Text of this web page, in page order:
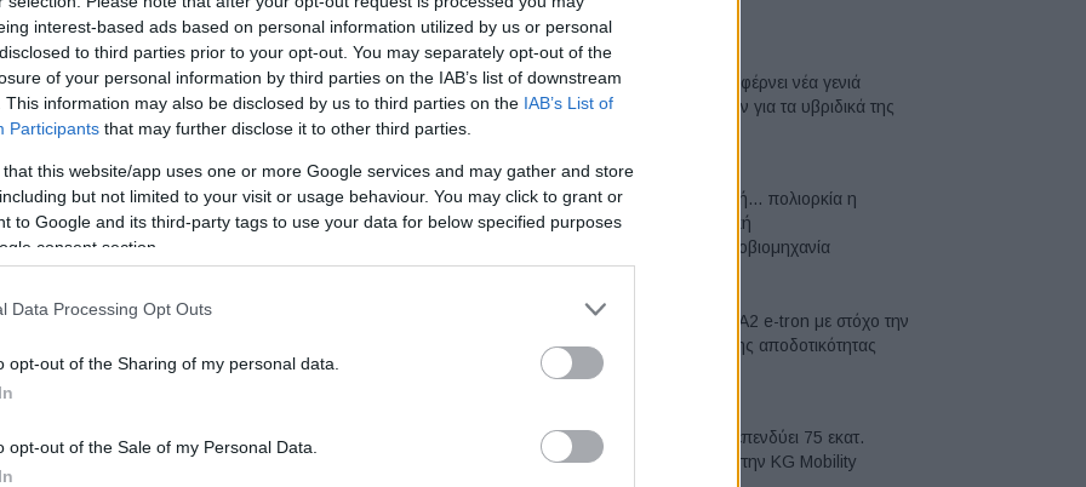
interest-based ads based on personal information utilized by us or personal
to third parties prior to your opt-out. You may separately opt-out of the
of your personal information by third parties on the IAB’s list of downstream
This information may also be disclosed by us to third parties on the IAB’s List of
Participants that may further disclose it to other third parties.
that this website/app uses one or more Google services and may gather and store
but not limited to your visit or usage behaviour. You may click to grant or
to Google and its third-party tags to use your data for below specified purposes
consent section.
Data Processing Opt Outs
opt-out of the Sharing of my personal data.
opt-out of the Sale of my Personal Data.
αντιπροσωπεύοντας επισήμως στην ελληνική
. ΗBridgestoneείναι ο μεγαλύτερος
για τις κορυφαίες επιδόσεις και την ασφάλεια, που
όλο το εύρος των τροχοφόρων οχημάτων.
και εξελιγμένα συστήματα πληροφορικής,
διατηρεί την ηγετική του θέση στην αγορά. Ωστόσο,
που απαρτίζουν τους πολυσχιδείς τομείς της
την ουσιαστική διαφορά.
εμπειρία στο μάρκετινγκ και τις δημόσιες
Latest
Η Toyota φέρνει νέα γενιά
μπαταριών για τα υβριδικά της
Σε κινεζική… πολιορκία η
ευρωπαϊκή
αυτοκινητοβιομηχανία
Νέο Audi A2 e-tron με στόχο την
κορυφή της αποδοτικότητας
Η Chery επενδύει 75 εκατ.
δολάρια στην KG Mobility